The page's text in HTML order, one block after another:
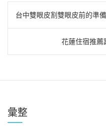
文
章
導
覽
台中雙眼皮割雙眼皮前的準
花蓮住宿推
彙整